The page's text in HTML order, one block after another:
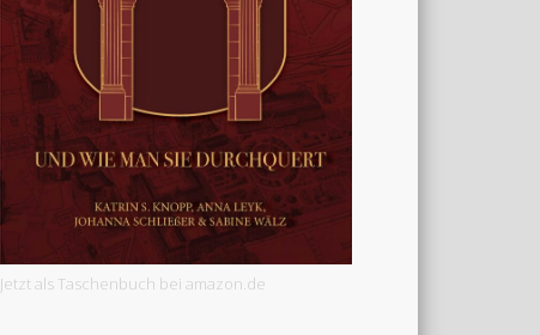
Jetzt als Taschenbuch bei amazon.de